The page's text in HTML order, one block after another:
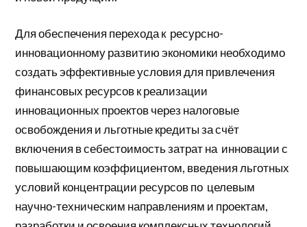
Для обеспечения перехода к ресурсно-
инновационному развитию экономики необходимо
создать эффективные условия для привлечения
финансовых ресурсов к реализации
инновационных проектов через налоговые
освобождения и льготные кредиты за счёт
включения в себестоимость затрат на инновации с
повышающим коэффициентом, введения льготных
условий концентрации ресурсов по целевым
научно-техническим направлениям и проектам,